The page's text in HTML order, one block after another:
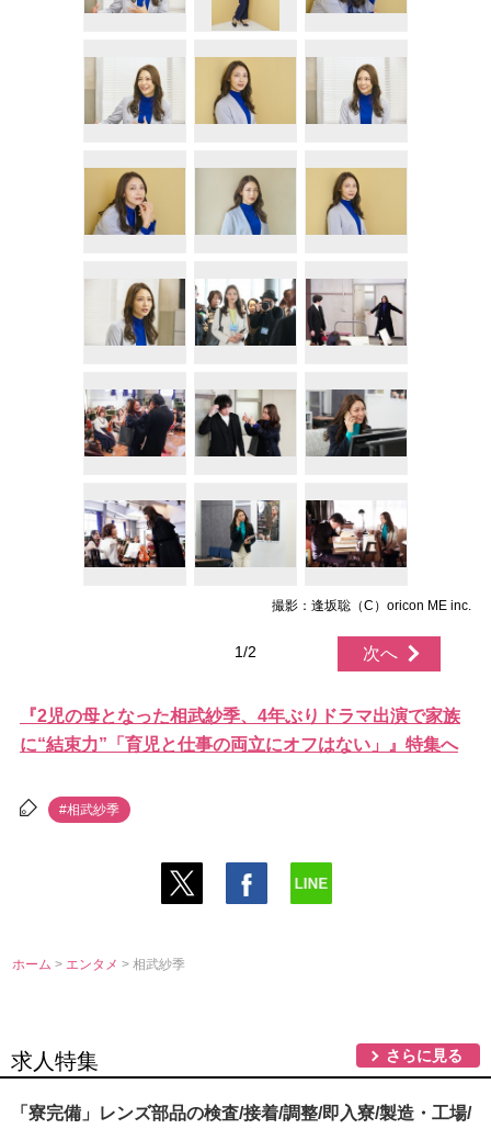
撮影：逢坂聡（C）oricon ME inc.
次へ
1/2
『2児の母となった相武紗季、4年ぶりドラマ出演で家族
に“結束力”「育児と仕事の両立にオフはない」』特集へ
#相武紗季
ホーム > エンタメ> 相武紗季
求人特集 さらに見る
「寮完備」レンズ部品の検査/接着/調整/即入寮/製造・工場/